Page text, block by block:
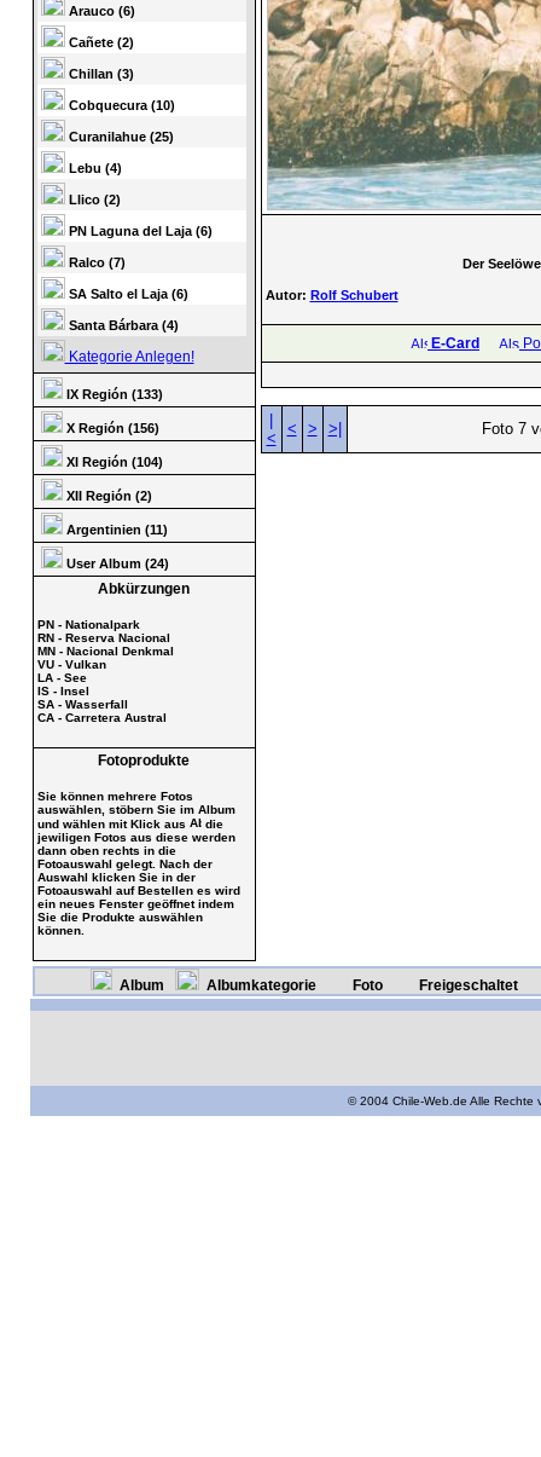
Arauco (6)
Cañete (2)
Chillan (3)
Cobquecura (10)
Curanilahue (25)
Lebu (4)
Llico (2)
PN Laguna del Laja (6)
Ralco (7)
SA Salto el Laja (6)
Santa Bárbara (4)
Kategorie Anlegen!
IX Región (133)
X Región (156)
XI Región (104)
XII Región (2)
Argentinien (11)
User Album (24)
Abkürzungen
PN - Nationalpark
RN - Reserva Nacional
MN - Nacional Denkmal
VU - Vulkan
LA - See
IS - Insel
SA - Wasserfall
CA - Carretera Austral
Fotoprodukte
Sie können mehrere Fotos
auswählen, stöbern Sie im Album
und wählen mit Klick aus
die
jewiligen Fotos aus diese werden
dann oben rechts in die
Fotoauswahl gelegt. Nach der
Auswahl klicken Sie in der
Fotoauswahl auf Bestellen es wird
ein neues Fenster geöffnet indem
Sie die Produkte auswählen
können.
Der
Autor: Rolf Schubert
E-Card
<
< > >| Foto 7
Album Albumkategorie Foto Freigeschaltet
© 2004 Chile-Web.de Alle Rechte